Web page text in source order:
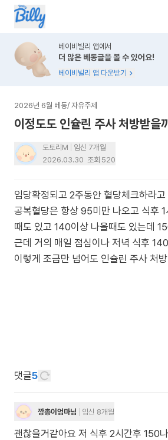
베이비빌리 앱에서
더 많은 베동글을 볼 수 있어요!
베이비빌리 앱 다운받기
2026년 6월 베동/ 자유주제
이정도도 인슐린 주사 처방받을
도토리M
임신 7개월
2026.03.30 조회 520
임당확정되고 2주동안 혈당체크하라
공복혈당은 항상 95미만 나오고 식후
때도 있고 140이상 나올때도 있는데
근데 거의 매일 점심이나 저녁 식후
이렇게 조금만 넘어도 인슐린 주사 처
댓글5
깡총이엄마님 임신 8개월
괜찮을거같아요 저 식후 2시간후 150